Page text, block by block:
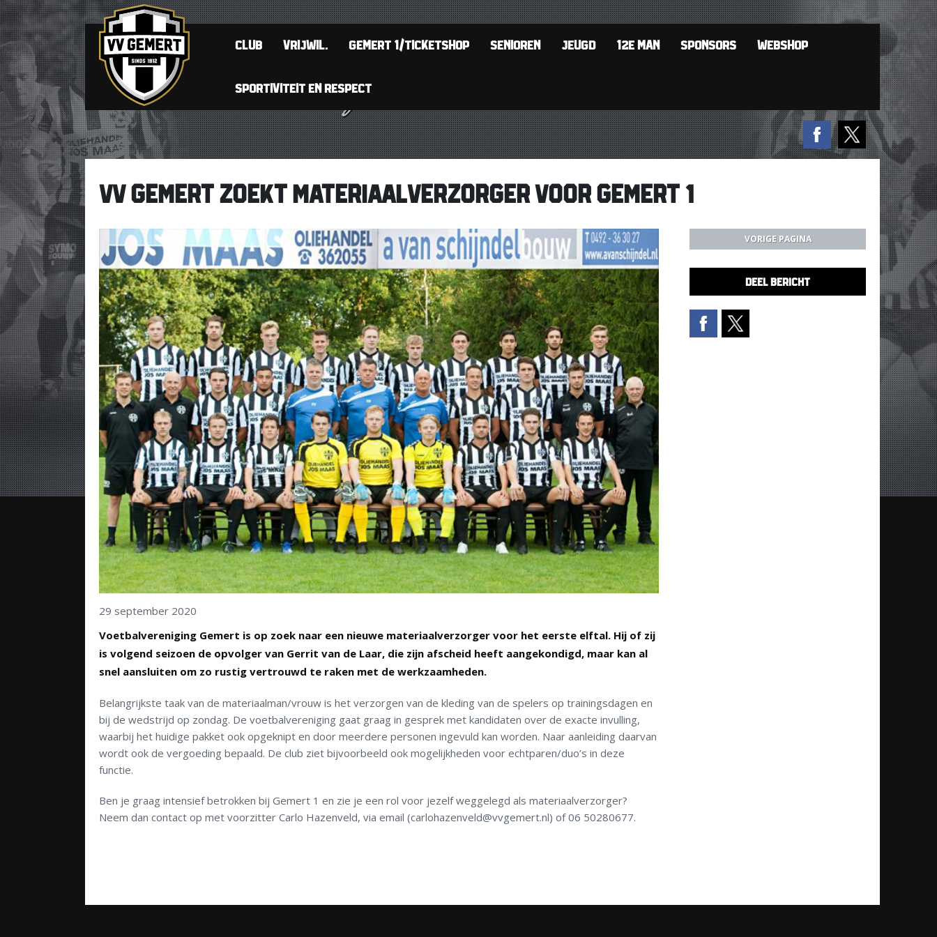
CLUB VRIJWIL. GEMERT 1/TICKETSHOP SENIOREN JEUGD 12E MAN SPONSORS WEBSHOP
SPORTIVITEIT EN RESPECT
VV GEMERT ZOEKT MATERIAALVERZORGER VOOR GEMERT 1
29 september 2020
Voetbalvereniging Gemert is op zoek naar een nieuwe materiaalverzorger voor het eerste elftal. Hij of zij
is volgend seizoen de opvolger van Gerrit van de Laar, die zijn afscheid heeft aangekondigd, maar kan al
snel aansluiten om zo rustig vertrouwd te raken met de werkzaamheden.
Belangrijkste taak van de materiaalman/vrouw is het verzorgen van de kleding van de spelers op trainingsdagen en
bij de wedstrijd op zondag. De voetbalvereniging gaat graag in gesprek met kandidaten over de exacte invulling,
waarbij het huidige pakket ook opgeknipt en door meerdere personen ingevuld kan worden. Naar aanleiding daarvan
wordt ook de vergoeding bepaald. De club ziet bijvoorbeeld ook mogelijkheden voor echtparen/duo’s in deze
functie.
Ben je graag intensief betrokken bij Gemert 1 en zie je een rol voor jezelf weggelegd als materiaalverzorger?
Neem dan contact op met voorzitter Carlo Hazenveld, via email (carlohazenveld@vvgemert.nl) of 06 50280677.
VORIGE PAGINA
DEEL BERICHT